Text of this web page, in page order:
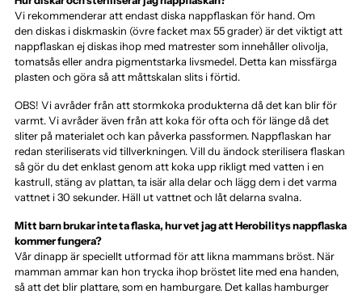
Vi rekommenderar att endast diska nappflaskan för hand. Om
den diskas i diskmaskin (övre facket max 55 grader) är det viktigt att
nappflaskan ej diskas ihop med matrester som innehåller olivolja,
tomatsås eller andra pigmentstarka livsmedel. Detta kan missfärga
plasten och göra så att måttskalan slits i förtid.
OBS! Vi avråder från att stormkoka produkterna då det kan blir för
varmt. Vi avråder även från att koka för ofta och för länge då det
sliter på materialet och kan påverka passformen. Nappflaskan har
redan steriliserats vid tillverkningen. Vill du ändock sterilisera flaskan
så gör du det enklast genom att koka upp rikligt med vatten i en
kastrull, stäng av plattan, ta isär alla delar och lägg dem i det varma
vattnet i 30 sekunder. Häll ut vattnet och låt delarna svalna.
Mitt barn brukar inte ta flaska, hur vet jag att Herobilitys nappflaska
kommer fungera?
Vår dinapp är speciellt utformad för att likna mammans bröst. När
mamman ammar kan hon trycka ihop bröstet lite med ena handen,
så att det blir plattare, som en hamburgare. Det kallas hamburger